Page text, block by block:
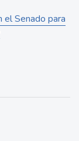
Senado para